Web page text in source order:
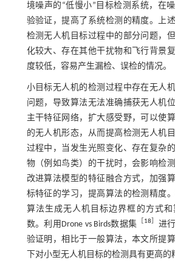
境噪声的“低慢小”目标检测系统，在
验验证，提高了系统检测的精度。上
检测无人机目标过程中的部分问题，
化较大、存在其他干扰物和飞行背景
度较低，容易产生漏检、误检的情况。
小目标无人机的检测过程中存在无人
问题，导致算法无法准确捕获无人机
主干特征网络，扩大感受野，可以使
的无人机形态，从而提高检测无人机
过程中，当发生光照变化、存在复杂
物（例如鸟类）的干扰时，会影响检
改进算法模型的特征融合方式，加强
标特征的学习，提高算法的检测精度
算法生成无人机目标边界框的方式
数。利用Drone vs Birds数据集 ［18］ 进
验证明，相比于一般算法，本文所提
下对小型无人机目标的检测具有更高的